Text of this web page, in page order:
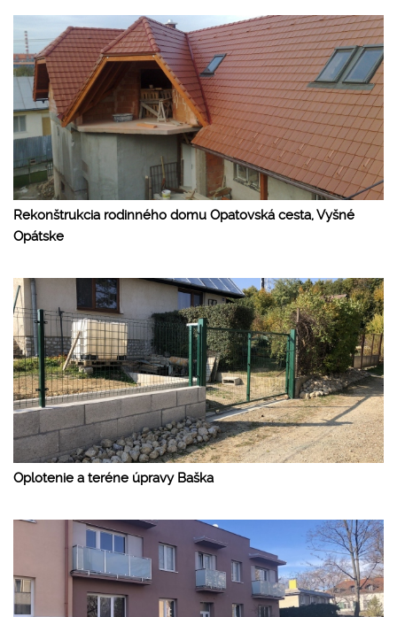
Rekonštrukcia rodinného domu Opatovská cesta, Vyšné
Opátske
Oplotenie a teréne úpravy Baška